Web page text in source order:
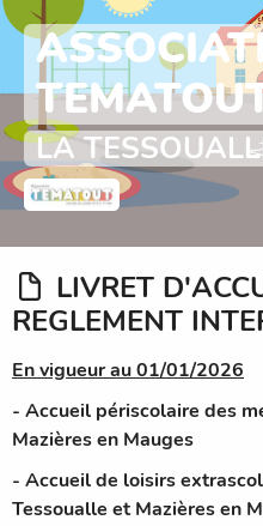
LA
LIVRET
REGLEMENT
En vigueur au 01/01/2026
- Accueil périscolaire des
Mazières en Mauges
- Accueil de loisirs
Tessoualle et Mazières en